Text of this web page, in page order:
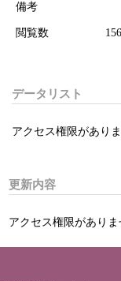
備考
閲覧数
データリスト
アクセス権限があり
更新内容
アクセス権限があり